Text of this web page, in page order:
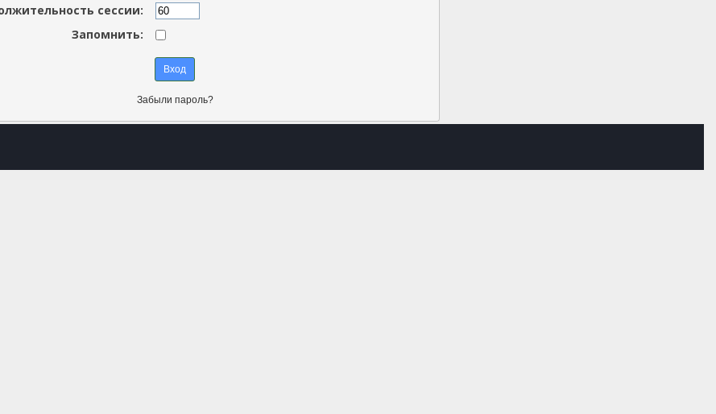
сессии:
Запомнить:
Забыли пароль?